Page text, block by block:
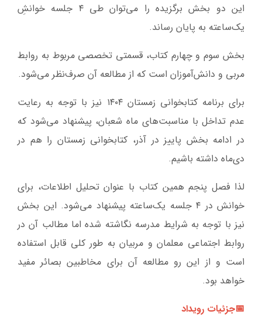
این دو بخش برگزیده را می‌توان طی ۴ جلسه خوانشِ
یک‌ساعته به پایان رساند.
بخش سوم و چهارم کتاب، قسمتی تخصصی مربوط به روابط
مربی و دانش‌آموزان است که از مطالعه آن صرف‌نظر می‌شود.
برای برنامه کتابخوانی زمستان ۱۴۰۴ نیز با توجه به رعایت
عدم تداخل با مناسبت‌های ماه شعبان، پیشنهاد می‌شود که
در ادامه بخش پاییز در آذر، کتابخوانی زمستان را هم در
دی‌ماه داشته باشیم.
لذا فصل پنجم همین کتاب با عنوان تحلیل اطلاعات، برای
خوانش در ۴ جلسه یک‌ساعته پیشنهاد می‌شود. این بخش
نیز با توجه به شرایط مدرسه نگاشته شده اما مطالب آن در
روابط اجتماعی معلمان و مربیان به طور کلی قابل استفاده
است و از این رو مطالعه آن برای مخاطبین بصائر مفید
خواهد بود.
📅جزئیات رویداد